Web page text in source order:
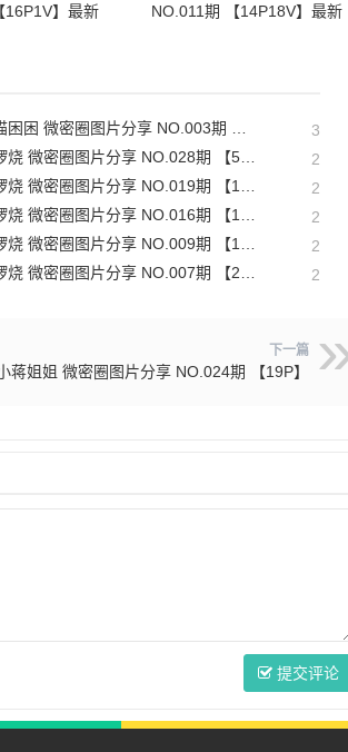
16P1V】最新
NO.011期 【14P18V】最新
密圈图片分享 NO.003期 【23P16V】最新至：2025.1.23 3
密圈图片分享 NO.028期 【5P6V】最新至：2025.4.9 2
圈图片分享 NO.019期 【18P5V】最新至：2024.11.27 2
圈图片分享 NO.016期 【17P12V】最新至：2024.11.12 2
密圈图片分享 NO.009期 【13P】最新至：2023.12.28 2
圈图片分享 NO.007期 【25P7V】最新至：2023.10.24 2
下一篇
蒋姐姐 微密圈图片分享 NO.024期 【19P】
提交评论